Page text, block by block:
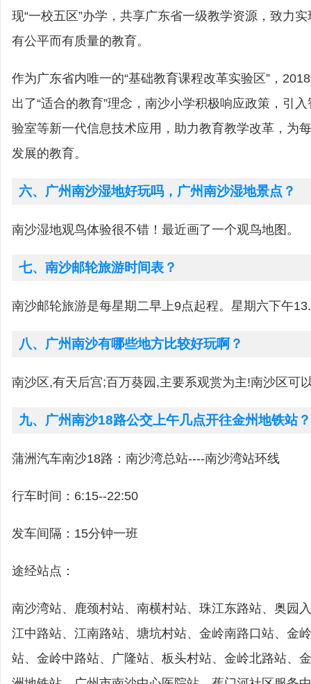
现“一校五区”办学，共享广东省一级教学资源，致力
有公平而有质量的教育。
作为广东省内唯一的“基础教育课程改革实验区”，
出了“适合的教育”理念，南沙小学积极响应政策，引
验室等新一代信息技术应用，助力教育教学改革，为
发展的教育。
六、广州南沙湿地好玩吗，广州南沙湿地景点？
南沙湿地观鸟体验很不错！最近画了一个观鸟地图。
七、南沙邮轮旅游时间表？
南沙邮轮旅游是每星期二早上9点起程。星期六下午
八、广州南沙有哪些地方比较好玩啊？
南沙区,有天后宫;百万葵园,主要系观赏为主!南沙区可
九、广州南沙18路公交上午几点开往金州地铁站？
蒲洲汽车南沙18路：南沙湾总站----南沙湾站环线
行车时间：6:15--22:50
发车间隔：15分钟一班
途经站点：
南沙湾站、鹿颈村站、南横村站、珠江东路站、奥园
江中路站、江南路站、塘坑村站、金岭南路口站、金
站、金岭中路站、广隆站、板头村站、金岭北路站、